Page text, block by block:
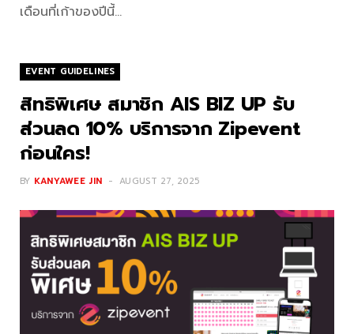
เดือนที่เก้าของปีนี้…
EVENT GUIDELINES
สิทธิพิเศษ สมาชิก AIS BIZ UP รับ
ส่วนลด 10% บริการจาก Zipevent
ก่อนใคร!
BY KANYAWEE JIN AUGUST 27, 2025